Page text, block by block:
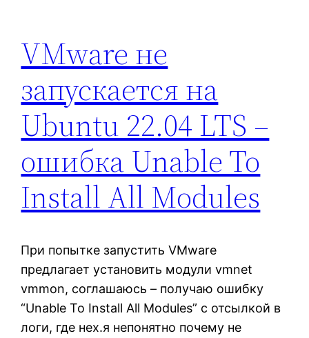
VMware не
запускается на
Ubuntu 22.04 LTS –
ошибка Unable To
Install All Modules
При попытке запустить VMware
предлагает установить модули vmnet
vmmon, соглашаюсь – получаю ошибку
“Unable To Install All Modules” с отсылкой в
логи, где нех.я непонятно почему не